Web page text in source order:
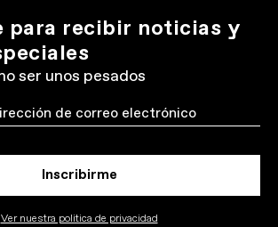
para recibir noticias y
ser unos pesados
Inscribirme
Ver nuestra politica de privacidad